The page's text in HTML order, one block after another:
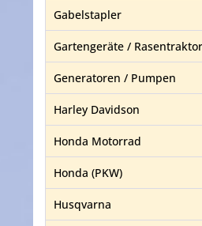
Gabelstapler
Gartengeräte /
Generatoren / Pumpen
Harley Davidson
Honda Motorrad
Honda (PKW)
Husqvarna